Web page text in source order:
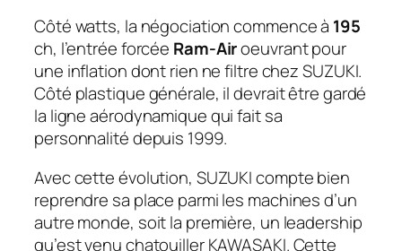
Côté watts, la négociation commence à 195
ch, l’entrée forcée Ram-Airoeuvrant pour
une inflation dont rien ne filtre chez SUZUKI.
Côté plastique générale, il devrait être gardé
la ligne aérodynamique qui fait sa
personnalité depuis 1999.
Avec cette évolution, SUZUKI compte bien
reprendre sa place parmi les machines d’un
autre monde, soit la première, un leadership
qu’est venu chatouiller KAWASAKI. Cette